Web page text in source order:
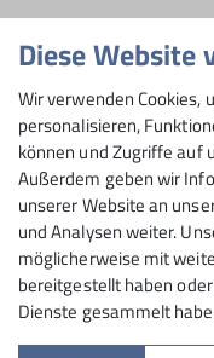
Diese Website
Wir verwenden Cookies,
personalisieren,
können und Zugriffe auf
Außerdem geben wir
unserer Website an
und Analysen weiter.
möglicherweise mit
bereitgestellt haben
Dienste gesammelt